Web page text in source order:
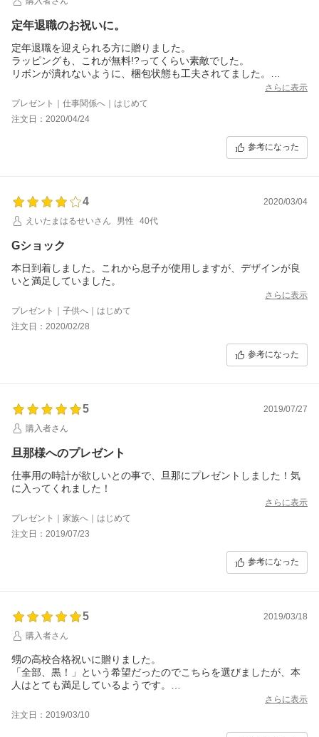
定年退職のお祝いに。
定年退職を迎えられる方に贈りました。
ラッピングも、これが無料!?ってくらい素敵でした。
リボンが潰れないように、梱包状態も工夫されてました。
『カッコいい』と、その方はとても気に入ってくれてました。
喜んでもらえて、贈った私たちも嬉しく思いました。
さらに表示
プレゼント｜仕事関係へ｜はじめて
注文日：2020/04/24
参考になった
4
2020/03/04
えいたまはるせいさん
男性 40代
Gショック
本日到着しました。これから息子が使用しますが、デザインが良
いと満足していました。
さらに表示
プレゼント｜子供へ｜はじめて
注文日：2020/02/28
参考になった
5
2019/07/27
購入者さん
旦那様へのプレゼント
仕事用の時計が欲しいとの事で、旦那にプレゼントしました！気
に入ってくれました！
さらに表示
プレゼント｜家族へ｜はじめて
注文日：2019/07/23
参考になった
5
2019/03/18
購入者さん
甥の高校合格祝いに贈りました。
「全部、黒！」という希望だったのでこちらを選びましたが、本
人はとても満足しているようです。
ラッピングも素敵で、そちらは私がとても満足でした。
さらに表示
注文日：2019/03/10